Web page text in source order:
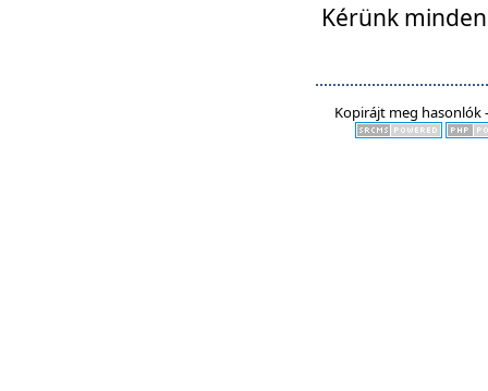
Kérünk
Kopirájt meg hasonlók